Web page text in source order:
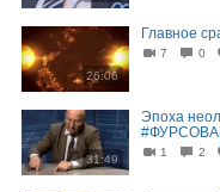
26:06
Главное
7 0
31:49
Эпоха
1 2